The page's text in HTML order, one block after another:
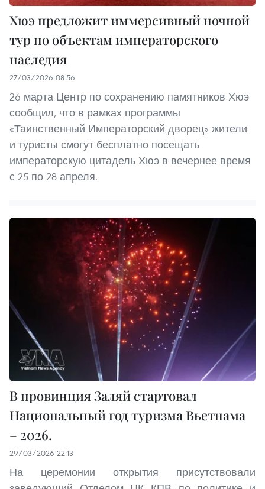
Хюэ предложит иммерсивный ночной
тур по объектам императорского
наследия
27/03/2026 08:56
26 марта Центр по сохранению памятников Хюэ
сообщил, что в рамках программы
«Таинственный Императорский дворец» жители
и туристы смогут бесплатно посещать
императорскую цитадель Хюэ в вечернее время
с 25 по 28 апреля.
В провинция Заляй стартовал
Национальный год туризма Вьетнама
– 2026.
29/03/2026 22:13
На церемонии открытия присутствовали